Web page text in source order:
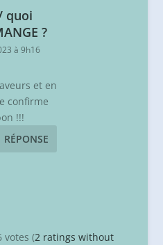
quoi
?
à 9h16
et en
confirme
!!!
RÉPONSE
votes (2 ratings without